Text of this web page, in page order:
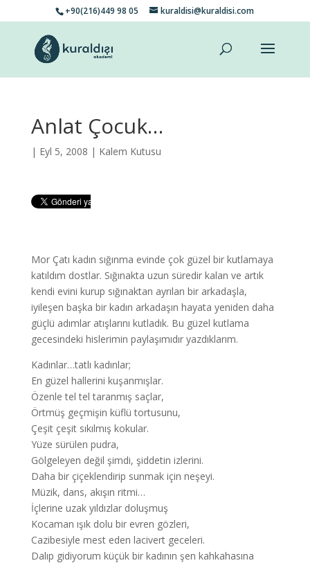
+90(216)449 98 05 kuraldisi@kuraldisi.com
Anlat Çocuk…
| Eyl 5, 2008 | Kalem Kutusu
Mor Çatı kadın sığınma evinde çok güzel bir kutlamaya
katıldım dostlar. Sığınakta uzun süredir kalan ve artık
kendi evini kurup sığınaktan ayrılan bir arkadaşla,
iyileşen başka bir kadın arkadaşın hayata yeniden daha
güçlü adımlar atışlarını kutladık. Bu güzel kutlama
gecesindeki hislerimin paylaşımıdır yazdıklarım.
Kadınlar…tatlı kadınlar;
En güzel hallerini kuşanmışlar.
Özenle tel tel taranmış saçlar,
Örtmüş geçmişin küflü tortusunu,
Çeşit çeşit sıkılmış kokular.
Yüze sürülen pudra,
Gölgeleyen değil şimdi, şiddetin izlerini.
Daha bir çiçeklendirip sunmak için neşeyi.
Müzik, dans, akışın ritmi…
İçlerine uzak yıldızlar doluşmuş
Kocaman ışık dolu bir evren gözleri,
Cazibesiyle mest eden lacivert geceleri.
Dalıp gidiyorum küçük bir kadının şen kahkahasına